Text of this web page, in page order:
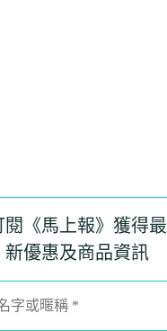
閱《馬上報》獲得最
新優惠及商品資訊